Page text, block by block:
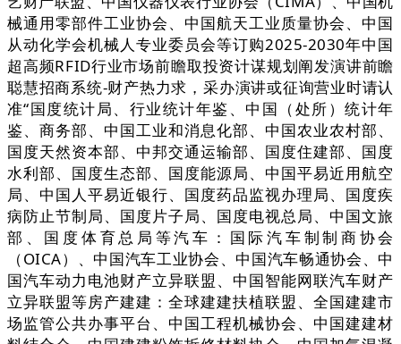
械通用零部件工业协会、中国航天工业质量协会、中国
从动化学会机械人专业委员会等订购2025-2030年中国
超高频RFID行业市场前瞻取投资计谋规划阐发演讲前瞻
聪慧招商系统-财产热力求，采办演讲或征询营业时请认
准“国度统计局、行业统计年鉴、中国（处所）统计年
鉴、商务部、中国工业和消息化部、中国农业农村部、
国度天然资本部、中邦交通运输部、国度住建部、国度
水利部、国度生态部、国度能源局、中国平易近用航空
局、中国人平易近银行、国度药品监视办理局、国度疾
病防止节制局、国度片子局、国度电视总局、中国文旅
部、国度体育总局等汽车：国际汽车制制商协会
（OICA）、中国汽车工业协会、中国汽车畅通协会、中
国汽车动力电池财产立异联盟、中国智能网联汽车财产
立异联盟等房产建建：全球建建扶植联盟、全国建建市
场监管公共办事平台、中国工程机械协会、中国建建材